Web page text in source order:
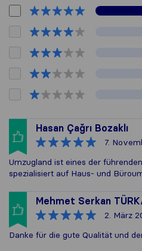
Hasan Çağrı Bozaklı
7.
Umzugland ist eines der
spezialisiert auf Haus- und
Mehmet Serkan
2. März
Danke für die gute Qualität und